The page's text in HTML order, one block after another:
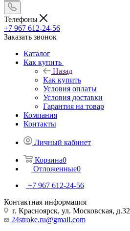
Телефоны
+7 967 612-24-56
Заказать звонок
Каталог
Как купить
Назад
Как купить
Условия оплаты
Условия доставки
Гарантия на товар
Компания
Контакты
Личный кабинет
Корзина0
Отложенные0
+7 967 612-24-56
Контактная информация
г. Красноярск, ул. Московская, д.32
24stroke.ru@gmail.com